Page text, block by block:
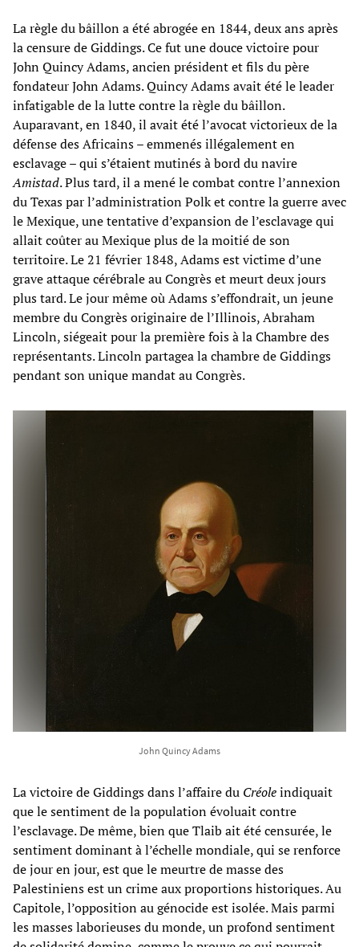
La règle du bâillon a été abrogée en 1844, deux ans après
la censure de Giddings. Ce fut une douce victoire pour
John Quincy Adams, ancien président et fils du père
fondateur John Adams. Quincy Adams avait été le leader
infatigable de la lutte contre la règle du bâillon.
Auparavant, en 1840, il avait été l’avocat victorieux de la
défense des Africains – emmenés illégalement en
esclavage – qui s’étaient mutinés à bord du navire
Amistad. Plus tard, il a mené le combat contre l’annexion
du Texas par l’administration Polk et contre la guerre avec
le Mexique, une tentative d’expansion de l’esclavage qui
allait coûter au Mexique plus de la moitié de son
territoire. Le 21 février 1848, Adams est victime d’une
grave attaque cérébrale au Congrès et meurt deux jours
plus tard. Le jour même où Adams s’effondrait, un jeune
membre du Congrès originaire de l’Illinois, Abraham
Lincoln, siégeait pour la première fois à la Chambre des
représentants. Lincoln partagea la chambre de Giddings
pendant son unique mandat au Congrès.
John Quincy Adams
La victoire de Giddings dans l’affaire du Créoleindiquait
que le sentiment de la population évoluait contre
l’esclavage. De même, bien que Tlaib ait été censurée, le
sentiment dominant à l’échelle mondiale, qui se renforce
de jour en jour, est que le meurtre de masse des
Palestiniens est un crime aux proportions historiques. Au
Capitole, l’opposition au génocide est isolée. Mais parmi
les masses laborieuses du monde, un profond sentiment